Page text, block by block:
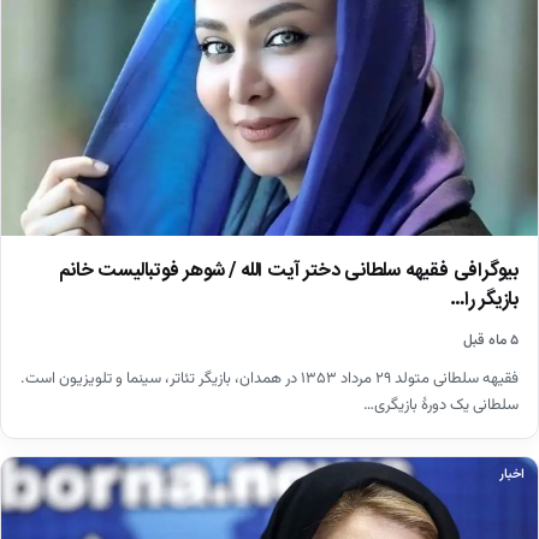
بیوگرافی فقیهه سلطانی دختر آیت الله / شوهر فوتبالیست خانم
بازیگر را…
۵ ماه قبل
فقیهه سلطانی متولد ۲۹ مرداد ۱۳۵۳ در همدان، بازیگر تئاتر، سینما و تلویزیون است.
سلطانی یک دورهٔ بازیگری…
اخبار